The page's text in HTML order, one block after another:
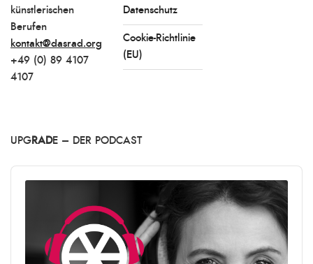
künstlerischen
Berufen
kontakt@dasrad.org
+49 (0) 89 4107
4107
Datenschutz
Cookie-Richtlinie
(EU)
UPG RADE – DER PODCAST
Audio
Player